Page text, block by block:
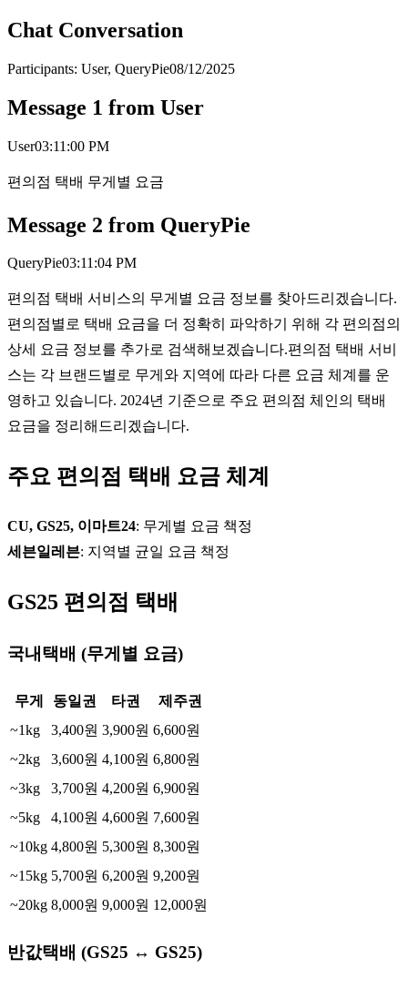
Chat Conversation
Participants: User, QueryPie08/12/2025
Message 1 from User
User03:11:00 PM
편의점 택배 무게별 요금
Message 2 from QueryPie
QueryPie03:11:04 PM
편의점 택배 서비스의 무게별 요금 정보를 찾아드리겠습니다.
편의점별로 택배 요금을 더 정확히 파악하기 위해 각 편의점의
상세 요금 정보를 추가로 검색해보겠습니다.편의점 택배 서비
스는 각 브랜드별로 무게와 지역에 따라 다른 요금 체계를 운
영하고 있습니다. 2024년 기준으로 주요 편의점 체인의 택배
요금을 정리해드리겠습니다.
주요 편의점 택배 요금 체계
CU, GS25, 이마트24: 무게별 요금 책정
세븐일레븐: 지역별 균일 요금 책정
GS25 편의점 택배
국내택배 (무게별 요금)
무게 동일권 타권
제주권
~1kg
3,400원 3,900원 6,600원
~2kg
3,600원 4,100원 6,800원
~3kg
3,700원 4,200원 6,900원
~5kg
4,100원 4,600원 7,600원
~10kg 4,800원 5,300원 8,300원
~15kg 5,700원 6,200원 9,200원
~20kg 8,000원 9,000원 12,000원
반값택배 (GS25 ↔ GS25)